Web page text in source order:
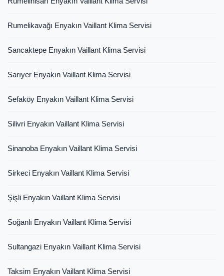
Rumelikavağı Enyakın Vaillant Klima Servisi
Sancaktepe Enyakın Vaillant Klima Servisi
Sarıyer Enyakın Vaillant Klima Servisi
Sefaköy Enyakın Vaillant Klima Servisi
Silivri Enyakın Vaillant Klima Servisi
Sinanoba Enyakın Vaillant Klima Servisi
Sirkeci Enyakın Vaillant Klima Servisi
Şişli Enyakın Vaillant Klima Servisi
Soğanlı Enyakın Vaillant Klima Servisi
Sultangazi Enyakın Vaillant Klima Servisi
Taksim Enyakın Vaillant Klima Servisi